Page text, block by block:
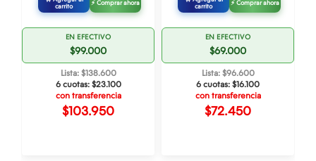
carrito
⚡ Comprar ahora
EN EFECTIVO
$99.000
Lista: $138.600
6 cuotas: $23.100
con transferencia
$103.950
carrito
⚡ Comprar ahora
EN EFECTIVO
$69.000
Lista: $96.600
6 cuotas: $16.100
con transferencia
$72.450